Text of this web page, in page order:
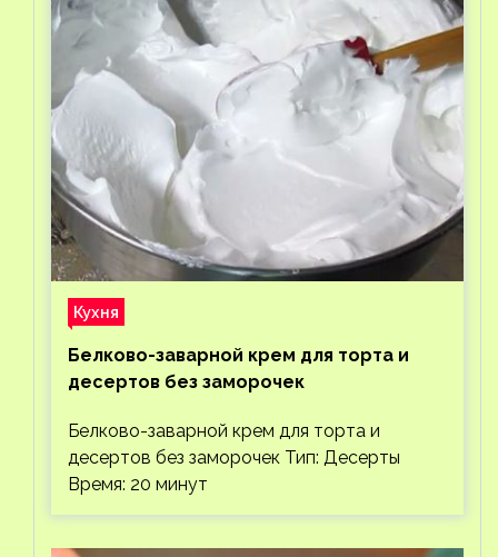
Кухня
Белково-заварной крем для торта и
десертов без заморочек
Белково-заварной крем для торта и
десертов без заморочек Тип: Десерты
Время: 20 минут